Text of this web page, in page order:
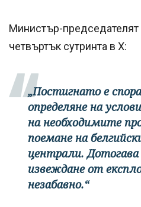
Министър-председателят
четвъртък сутринта в X:
„Постигнато е
определяне на
на необходимите
поемане на
централи.
извеждане от
незабавно.“